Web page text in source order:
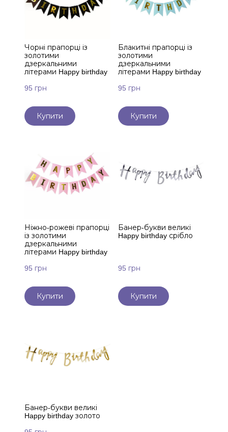
Чорні прапорці із
золотими
дзеркальними
літерами Happy birthday
95 грн
Купити
Блакитні прапорці із
золотими
дзеркальними
літерами Happy birthday
95 грн
Купити
Ніжно-рожеві прапорці
із золотими
дзеркальними
літерами Happy birthday
95 грн
Купити
Банер-букви великі
Happy birthday срібло
95 грн
Купити
Банер-букви великі
Happy birthday золото